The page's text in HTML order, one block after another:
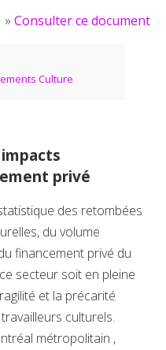
» Consulter ce document
Culture
privé
des retombées
du volume
financement privé du
secteur soit en pleine
et la précarité
culturels.
métropolitain ,